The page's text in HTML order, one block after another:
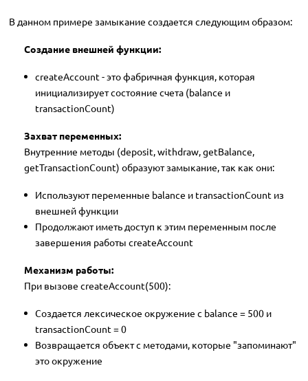
В данном примере замыкание создается следующим образом:
Создание внешней функции:
createAccount - это фабричная функция, которая
инициализирует состояние счета (balance и
transactionCount)
Захват переменных:
Внутренние методы (deposit, withdraw, getBalance,
getTransactionCount) образуют замыкание, так как они:
Используют переменные balance и transactionCount из
внешней функции
Продолжают иметь доступ к этим переменным после
завершения работы createAccount
Механизм работы:
При вызове createAccount(500):
Создается лексическое окружение с balance = 500 и
transactionCount = 0
Возвращается объект с методами, которые "запоминают"
это окружение